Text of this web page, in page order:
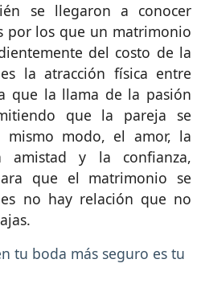
se llegaron a conocer
por los que un matrimonio
del costo de la
la atracción física entre
que la llama de la pasión
que la pareja se
mismo modo, el amor, la
amistad y la confianza,
que el matrimonio se
no hay relación que no